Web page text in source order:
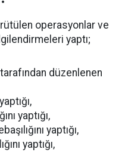
operasyonlar ve
yaptı;
düzenlenen
yaptığı,
yaptığı,
yaptığı,